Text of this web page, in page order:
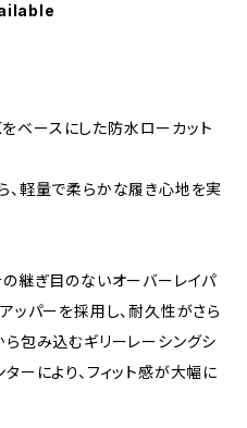
ベースにした防水ローカット
軽量で柔らかな履き心地を実
継ぎ目のないオーバーレイパ
ッパーを採用し、耐久性がさら
包み込むギリーレーシングシ
ーにより、フィット感が大幅に